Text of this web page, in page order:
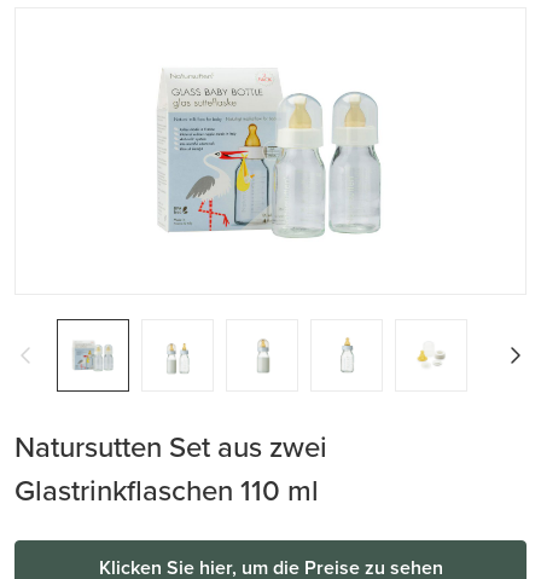
Natursutten Set aus zwei
Glastrinkflaschen 110 ml
Klicken Sie hier, um die Preise zu sehen